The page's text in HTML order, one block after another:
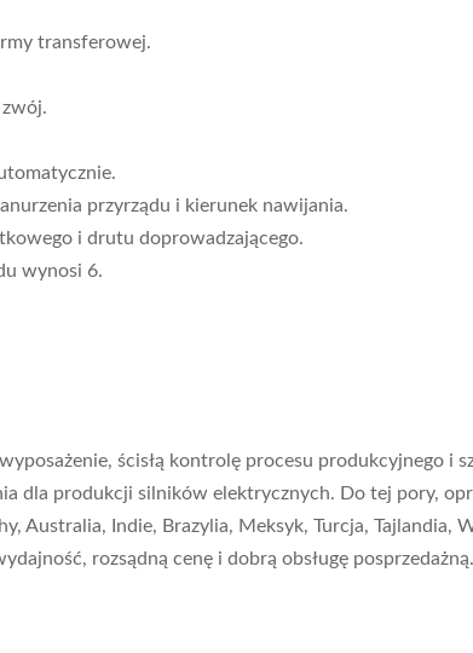
transferowej.
przyrządu i kierunek nawijania.
i drutu doprowadzającego.
wynosi 6.
ścisłą kontrolę procesu produkcyjnego i
dla produkcji silników elektrycznych. Do tej pory,
Australia, Indie, Brazylia, Meksyk, Turcja, Tajlandia,
rozsądną cenę i dobrą obsługę posprzedażną.